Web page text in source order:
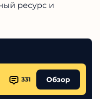
ресурс и
331 Обзор